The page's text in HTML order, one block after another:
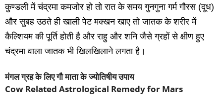
कुण्‍डली में चंद्रमा कमजोर हो तो रात के समय गुनगुना गर्म गौरस (दूध)
और सुबह उठते ही खाली पेट मक्‍खन खाए तो जातक के शरीर में
कैल्शियम की पूर्ति होती है और राहु और शनि जैसे ग्रहों से क्षीण हुए
चंद्रमा वाला जातक भी खिलखिलाने लगता है।
मंगल ग्रह के लिए गौ माता के ज्योतिषीय उपाय
Cow Related Astrological Remedy for Mars